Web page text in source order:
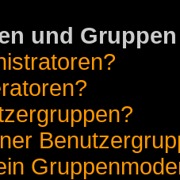
und Gruppen